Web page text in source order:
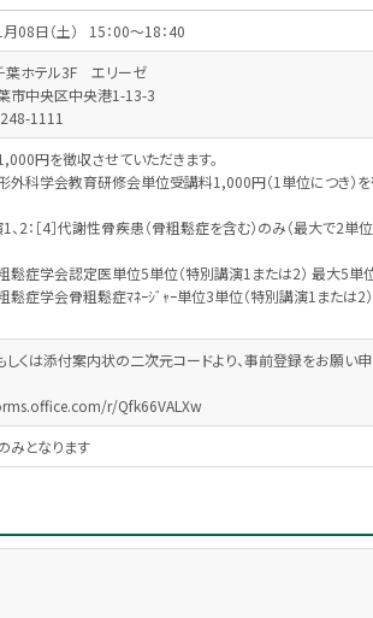
08日（土） 15：00～18：40
葉ホテル3F エリーゼ
市中央区中央港1-13-3
248-1111
円を徴収させていただきます。
科学会教育研修会単位受講料1,000円（1単位につき）
、2：［4］代謝性骨疾患（骨粗鬆症を含む）のみ（最大で2単
症学会認定医単位5単位（特別講演1または2） 最大5単
症学会骨粗鬆症ﾏﾈｰｼﾞｬｰ単位3単位（特別講演1または2
しくは添付案内状の二次元コードより、事前登録をお願い申
r/Qfk66VALXw
みとなります